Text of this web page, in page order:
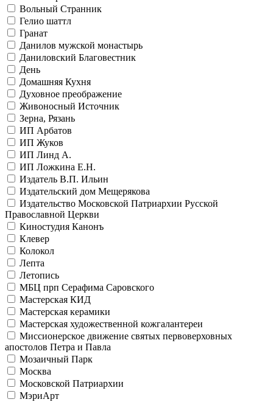
Вольный Странник
Гелио шаттл
Гранат
Данилов мужской монастырь
Даниловский Благовестник
День
Домашняя Кухня
Духовное преображение
Живоносный Источник
Зерна, Рязань
ИП Арбатов
ИП Жуков
ИП Линд А.
ИП Ложкина Е.Н.
Издатель В.П. Ильин
Издательский дом Мещерякова
Издательство Московской Патриархии Русской
Православной Церкви
Киностудия Канонъ
Клевер
Колокол
Лепта
Летопись
МБЦ прп Серафима Саровского
Мастерская КИД
Мастерская керамики
Мастерская художественной кожгалантереи
Миссионерское движение святых первоверховных
апостолов Петра и Павла
Мозаичный Парк
Москва
Московской Патриархии
МэриАрт